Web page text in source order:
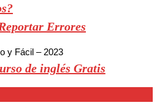
Errores
y Fácil – 2023
de inglés Gratis